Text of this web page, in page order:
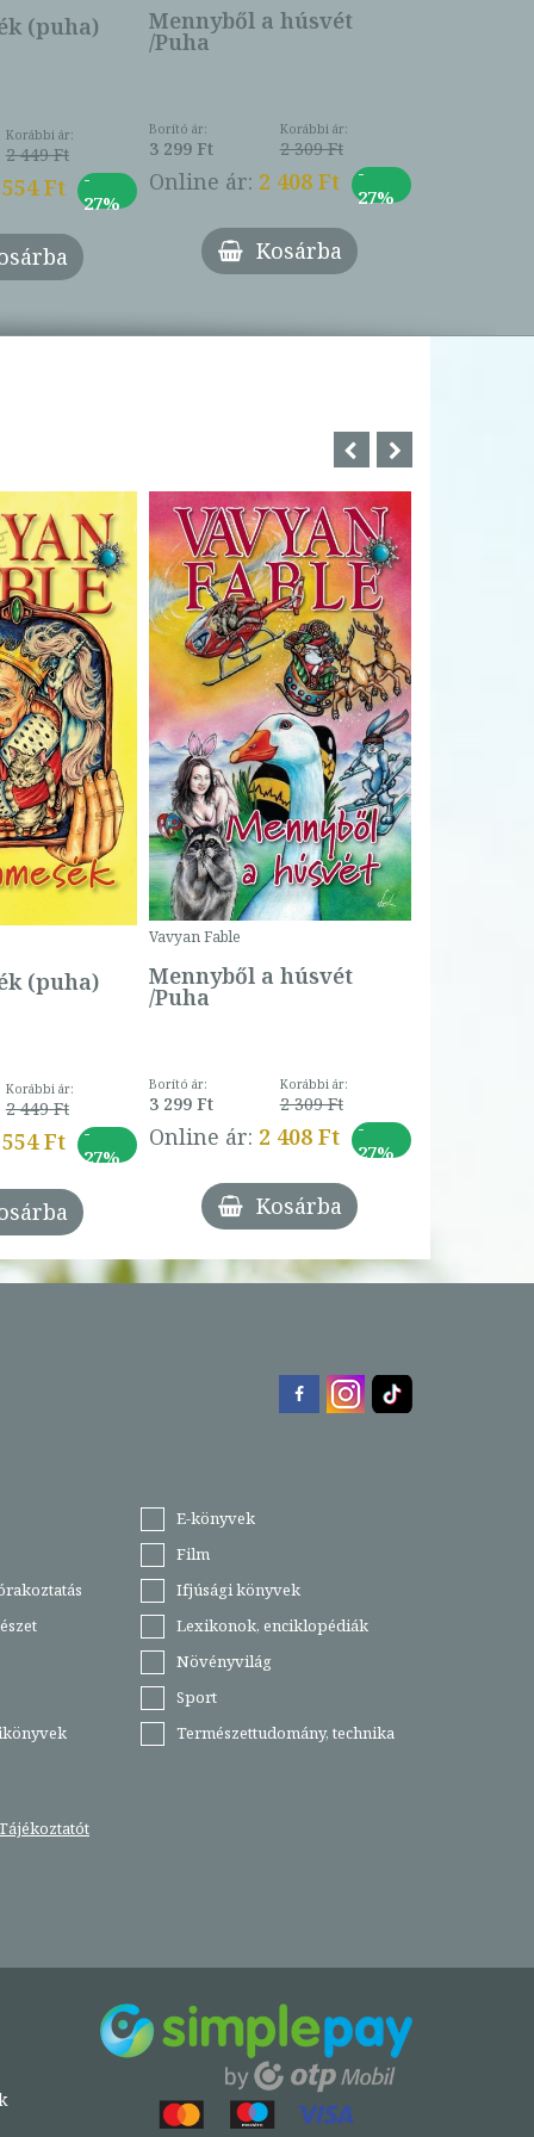
(puha)
Korábbi ár:
2 449 Ft
Ft
-
27%
Mennyből a húsvét
/Puha
Borító ár:
3 299 Ft
Korábbi ár:
2 309 Ft
Online ár: 2 408 Ft
-
27%
Kosárba
(puha)
Korábbi ár:
2 449 Ft
Ft
-
27%
Vavyan Fable
Mennyből a húsvét
/Puha
Borító ár:
3 299 Ft
Korábbi ár:
2 309 Ft
Online ár: 2 408 Ft
-
27%
Kosárba
E-könyvek
Film
Ifjúsági könyvek
Lexikonok, enciklopédiák
Növényvilág
Sport
Természettudomány, technika